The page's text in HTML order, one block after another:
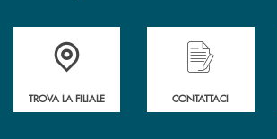
Accedi all' elenco completo delle filiali .
TROVA LA FILIALE
Hai bisogno di
CONTATTACI